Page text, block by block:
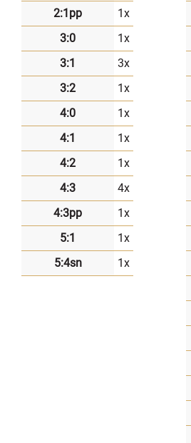
2:1pp
1x
3:0
1x
3:1
3x
3:2
1x
4:0
1x
4:1
1x
4:2
1x
4:3
4x
4:3pp
1x
5:1
1x
5:4sn
1x